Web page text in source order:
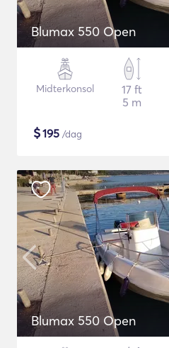
Blumax 550 Open
Midterkonsol
17 ft
5 m
$195 /dag
Blumax 550 Open